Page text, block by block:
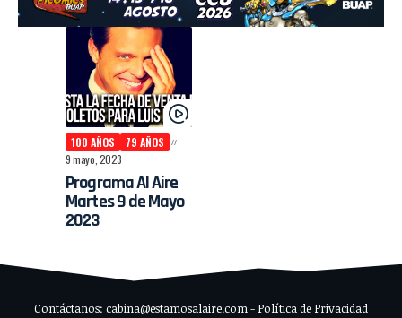
100 AÑOS
79 AÑOS
9 mayo, 2023
Programa Al Aire
Martes 9 de Mayo
2023
Contáctanos: cabina@estamosalaire.com - Política de Privacidad